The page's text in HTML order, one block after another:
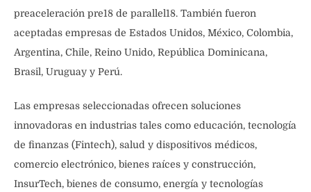
preaceleración pre18 de parallel18. También fueron
aceptadas empresas de Estados Unidos, México, Colombia,
Argentina, Chile, Reino Unido, República Dominicana,
Brasil, Uruguay y Perú.
Las empresas seleccionadas ofrecen soluciones
innovadoras en industrias tales como educación, tecnología
de finanzas (Fintech), salud y dispositivos médicos,
comercio electrónico, bienes raíces y construcción,
InsurTech, bienes de consumo, energía y tecnologías